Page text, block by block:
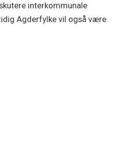
interkommunale
Agderfylke vil også være